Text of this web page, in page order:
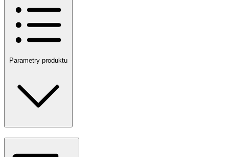
Parametry produktu